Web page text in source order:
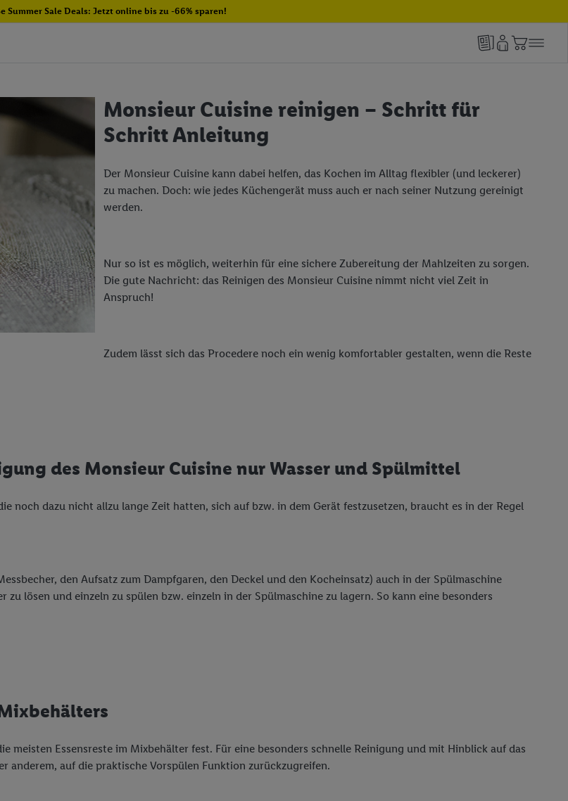
Summer Sale Deals: Jetzt online bis zu -66% sparen!
Monsieur Cuisine reinigen – Schritt für
Schritt Anleitung
Der Monsieur Cuisine kann dabei helfen, das Kochen im Alltag flexibler (und leckerer)
zu machen. Doch: wie jedes Küchengerät muss auch er nach seiner Nutzung gereinigt
werden.
Nur so ist es möglich, weiterhin für eine sichere Zubereitung der Mahlzeiten zu sorgen.
Die gute Nachricht: das Reinigen des Monsieur Cuisine nimmt nicht viel Zeit in
Anspruch!
Zudem lässt sich das Procedere noch ein wenig komfortabler gestalten, wenn die Reste
des Monsieur Cuisine nur Wasser und Spülmittel
noch dazu nicht allzu lange Zeit hatten, sich auf bzw. in dem Gerät festzusetzen, braucht es in der Regel
den Aufsatz zum Dampfgaren, den Deckel und den Kocheinsatz) auch in der Spülmaschine
lösen und einzeln zu spülen bzw. einzeln in der Spülmaschine zu lagern. So kann eine besonders
meisten Essensreste im Mixbehälter fest. Für eine besonders schnelle Reinigung und mit Hinblick auf das
anderem, auf die praktische Vorspülen Funktion zurückzugreifen.